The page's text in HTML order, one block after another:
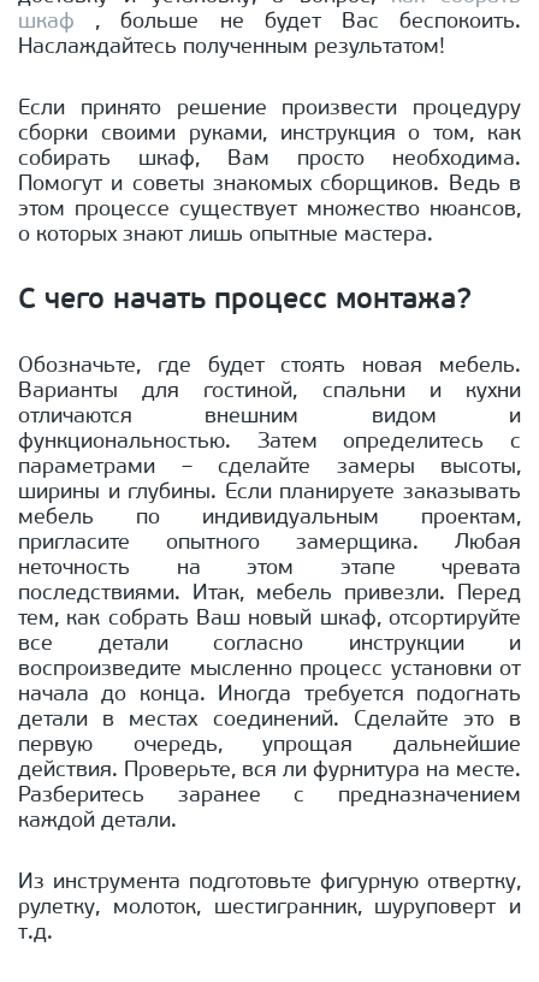
шкаф , больше не будет Вас беспокоить.
Наслаждайтесь полученным результатом!
Если принято решение произвести процедуру
сборки своими руками, инструкция о том, как
собирать шкаф, Вам просто необходима.
Помогут и советы знакомых сборщиков. Ведь в
этом процессе существует множество нюансов,
о которых знают лишь опытные мастера.
С чего начать процесс монтажа?
Обозначьте, где будет стоять новая мебель.
Варианты для гостиной, спальни и кухни
отличаются внешним видом и
функциональностью. Затем определитесь с
параметрами – сделайте замеры высоты,
ширины и глубины. Если планируете заказывать
мебель по индивидуальным проектам,
пригласите опытного замерщика. Любая
неточность на этом этапе чревата
последствиями. Итак, мебель привезли. Перед
тем, как собрать Ваш новый шкаф, отсортируйте
все детали согласно инструкции и
воспроизведите мысленно процесс установки от
начала до конца. Иногда требуется подогнать
детали в местах соединений. Сделайте это в
первую очередь, упрощая дальнейшие
действия. Проверьте, вся ли фурнитура на месте.
Разберитесь заранее с предназначением
каждой детали.
Из инструмента подготовьте фигурную отвертку,
рулетку, молоток, шестигранник, шуруповерт и
т.д.